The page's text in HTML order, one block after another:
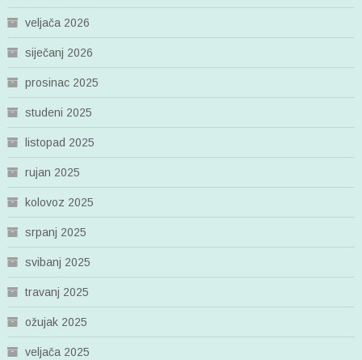
veljača 2026
siječanj 2026
prosinac 2025
studeni 2025
listopad 2025
rujan 2025
kolovoz 2025
srpanj 2025
svibanj 2025
travanj 2025
ožujak 2025
veljača 2025